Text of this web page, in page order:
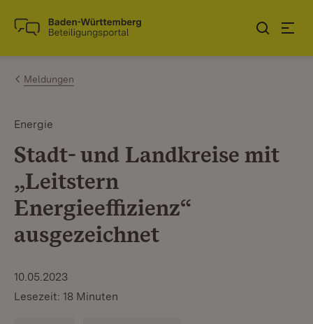
Zum Inhalt springen
Link zur Startseite
Meldungen
Energie
Stadt- und Landkreise mit
„Leitstern
Energieeffizienz“
ausgezeichnet
10.05.2023
Lesezeit: 18 Minuten